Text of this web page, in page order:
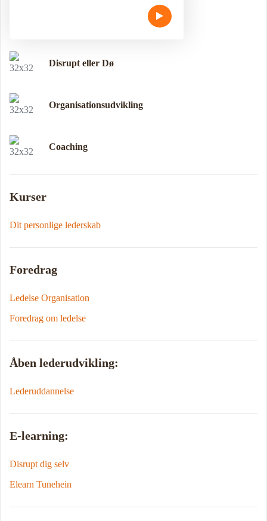
Disrupt eller Dø
Organisationsudvikling
Coaching
Kurser
Dit personlige lederskab
Foredrag
Ledelse Organisation
Foredrag om ledelse
Åben lederudvikling:
Lederuddannelse
E-learning:
Disrupt dig selv
Elearn Tunehein